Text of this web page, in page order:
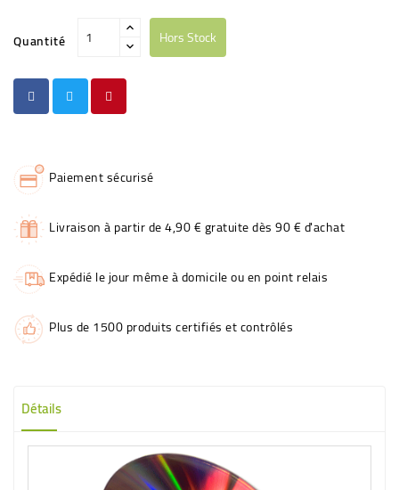
Quantité Hors Stock
Paiement sécurisé
Livraison à partir de 4,90 € gratuite dès 90 € d'achat
Expédié le jour même à domicile ou en point relais
Plus de 1500 produits certifiés et contrôlés
Détails